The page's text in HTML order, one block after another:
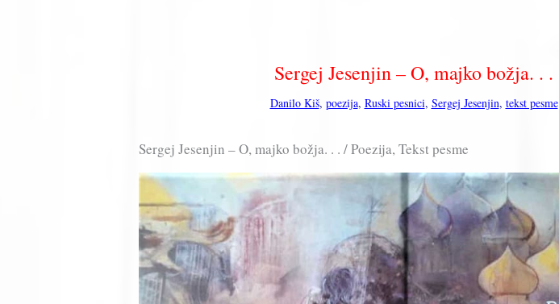
Sergej Jesenjin – O, majko božja. . .
Danilo Kiš, poezija, Ruski pesnici, Sergej Jesenjin, tekst pesme
Sergej Jesenjin – O, majko božja. . . / Poezija, Tekst pesme